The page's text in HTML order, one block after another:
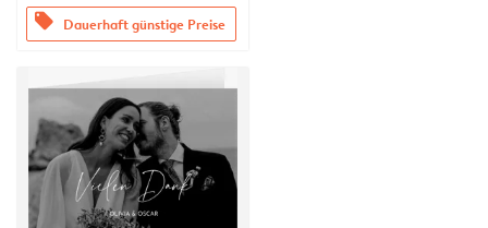
offers Dauerhaft günstige Preise